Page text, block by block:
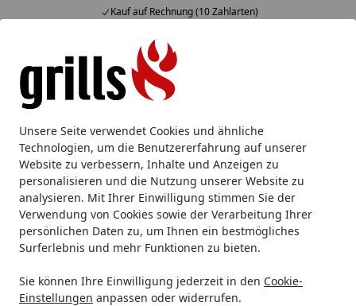
Unsere Seite verwendet Cookies und ähnliche
Technologien, um die Benutzererfahrung auf unserer
Website zu verbessern, Inhalte und Anzeigen zu
personalisieren und die Nutzung unserer Website zu
analysieren. Mit Ihrer Einwilligung stimmen Sie der
Verwendung von Cookies sowie der Verarbeitung Ihrer
persönlichen Daten zu, um Ihnen ein bestmögliches
Surferlebnis und mehr Funktionen zu bieten.
Sie können Ihre Einwilligung jederzeit in den Cookie-
Einstellungen anpassen oder widerrufen.
Kauf auf Rechnung (10 Zahlarten)
Alle Produkte
Mein Konto
Suchen
Startseite
Monolith Monolith Grill Monolith LeChef
Monolith LeChef
Ihre Artikelübersicht
Kategorien
Filter / Sortierung